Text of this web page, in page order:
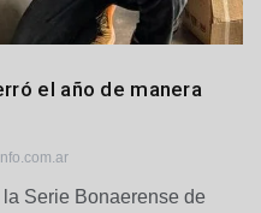
el año de manera
Serie Bonaerense de